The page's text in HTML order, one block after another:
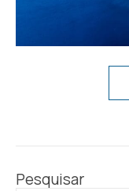
Pesquisar